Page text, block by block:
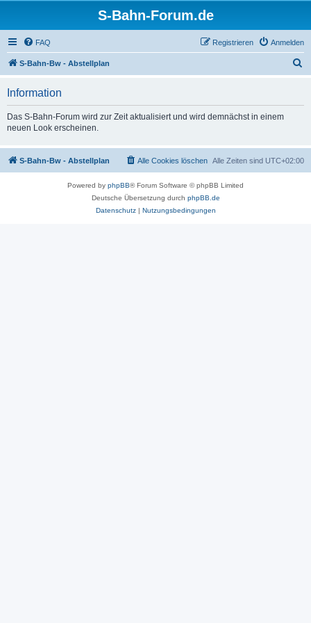
S-Bahn-Forum.de
FAQ Anmelden
Registrieren
S-Bahn-Bw - Abstellplan
Information
Das S-Bahn-Forum wird zur Zeit aktualisiert und wird demnächst in einem
neuen Look erscheinen.
S-Bahn-Bw - Abstellplan Alle Zeiten sind UTC+02:00
Alle Cookies löschen
Powered by phpBB® Forum Software © phpBB Limited
Deutsche Übersetzung durch phpBB.de
Datenschutz| Nutzungsbedingungen